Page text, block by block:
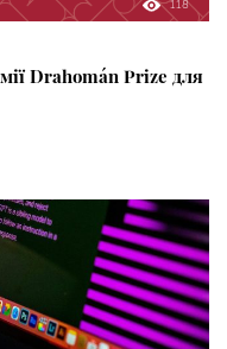
118
Drahomán Prize для